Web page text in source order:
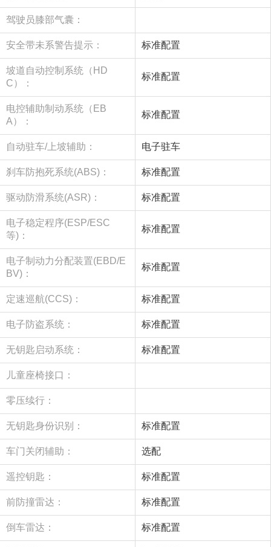
驾驶员膝部气囊：
安全带未系警告提示： 标准配置
坡道自动控制系统（HD
C）：
标准配置
电控辅助制动系统（EB
A）：
标准配置
自动驻车/上坡辅助： 电子驻车
刹车防抱死系统(ABS)： 标准配置
驱动防滑系统(ASR)： 标准配置
电子稳定程序(ESP/ESC
等)：
标准配置
电子制动力分配装置(EBD/E
BV)：
标准配置
定速巡航(CCS)： 标准配置
电子防盗系统： 标准配置
无钥匙启动系统： 标准配置
儿童座椅接口：
零压续行：
无钥匙身份识别： 标准配置
车门关闭辅助： 选配
遥控钥匙： 标准配置
前防撞雷达： 标准配置
倒车雷达： 标准配置